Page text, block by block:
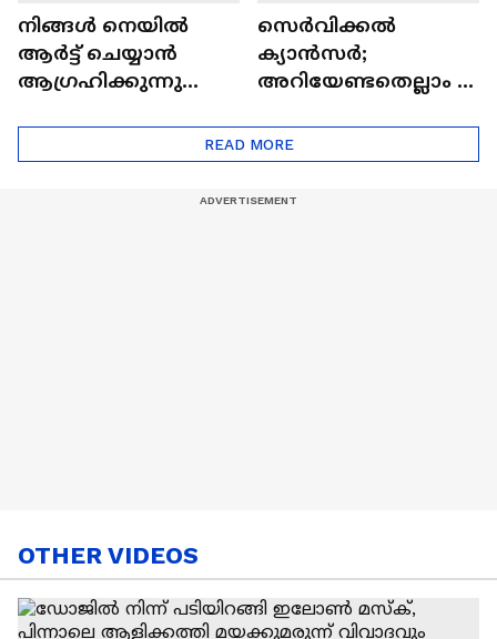
നിങ്ങൾ നെയിൽ
ആർട്ട് ചെയ്യാൻ
ആഗ്രഹിക്കുന്നുണ്ടോ
ട്രെൻഡിനെക്കുറിച്ച് |
Nail Art | Trends Cafe
സെർവിക്കൽ
ക്യാൻസർ;
അറിയേണ്ടതെല്ലാം |
Cancer
READ MORE
OTHER VIDEOS